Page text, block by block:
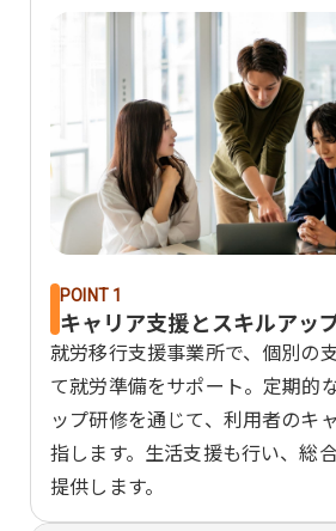
POINT 1
キャリア支援とスキルアッ
就労移行支援事業所で、個別の
て就労準備をサポート。定期的
ップ研修を通じて、利用者のキ
指します。生活支援も行い、総
提供します。